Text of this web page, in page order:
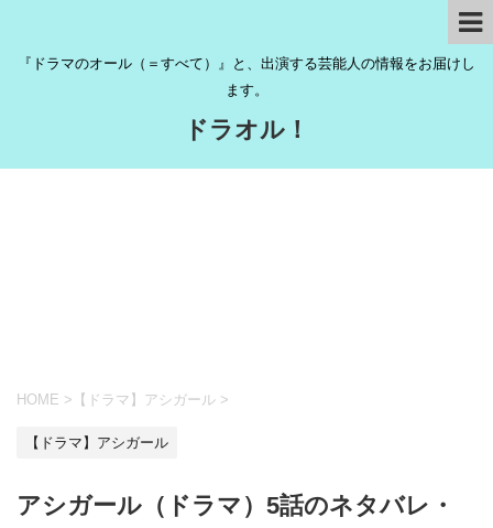
『ドラマのオール（＝すべて）』と、出演する芸能人の情報をお届けし
ます。
ドラオル！
HOME > 【ドラマ】アシガール >
【ドラマ】アシガール
アシガール（ドラマ）5話のネタバレ・